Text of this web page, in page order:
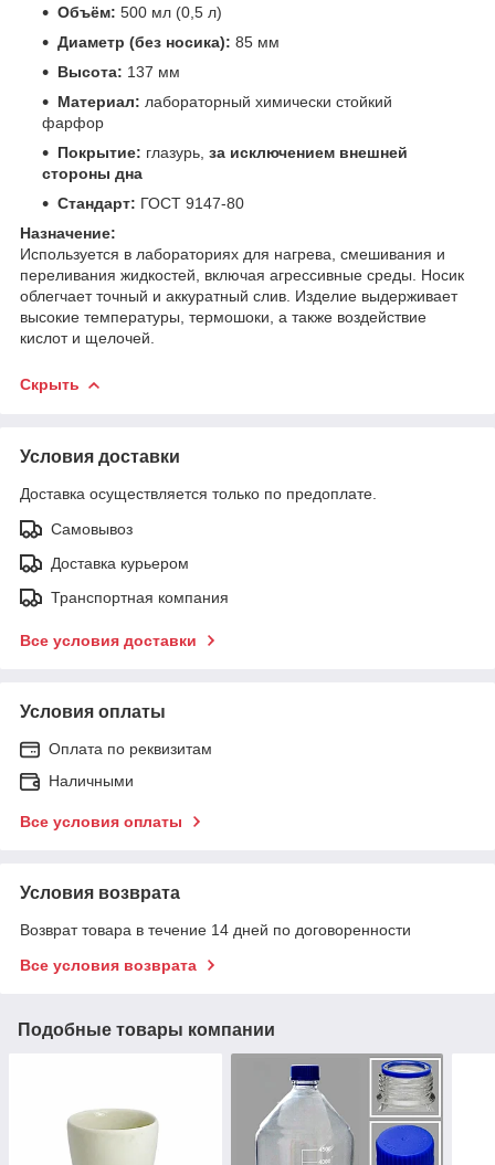
Объём: 500 мл (0,5 л)
Диаметр (без носика): 85 мм
Высота: 137 мм
Материал: лабораторный химически стойкий
фарфор
Покрытие: глазурь, за исключением внешней
стороны дна
Стандарт: ГОСТ 9147-80
Назначение:
Используется в лабораториях для нагрева, смешивания и
переливания жидкостей, включая агрессивные среды. Носик
облегчает точный и аккуратный слив. Изделие выдерживает
высокие температуры, термошоки, а также воздействие
кислот и щелочей.
Скрыть
Условия доставки
Доставка осуществляется только по предоплате.
Самовывоз
Доставка курьером
Транспортная компания
Все условия доставки
Условия оплаты
Оплата по реквизитам
Наличными
Все условия оплаты
Условия возврата
Возврат товара в течение 14 дней по договоренности
Все условия возврата
Подобные товары компании